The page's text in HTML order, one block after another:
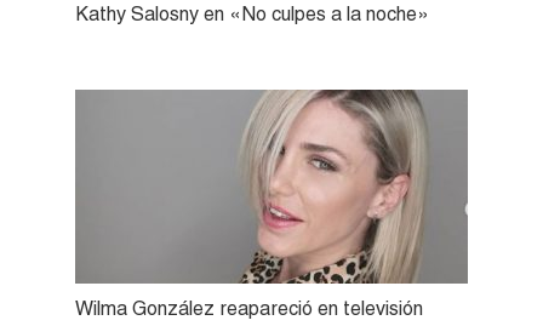
Kathy Salosny en «No culpes a la noche»
Wilma González reapareció en televisión